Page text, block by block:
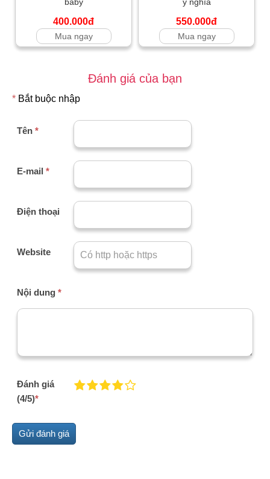
baby
400.000đ
Mua ngay
ý nghĩa
550.000đ
Mua ngay
Đánh giá của bạn
* Bắt buộc nhập
Tên *
E-mail *
Điện thoại
Website
Nội dung *
Đánh giá
(4/5)*